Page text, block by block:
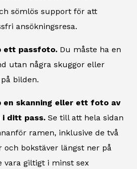
sömlös support för att
ansökningsresa.
ett passfoto. Du måste ha en
utan några skuggor eller
bilden.
en skanning eller ett foto av
i ditt pass. Se till att hela sidan
ramen, inklusive de två
bokstäver längst ner på
vara giltigt i minst sex